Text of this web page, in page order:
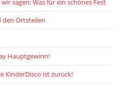
sagen: Was für ein schönes Fest
den Ortsteilen
Hauptgewinn!
KinderDisco ist zurück!